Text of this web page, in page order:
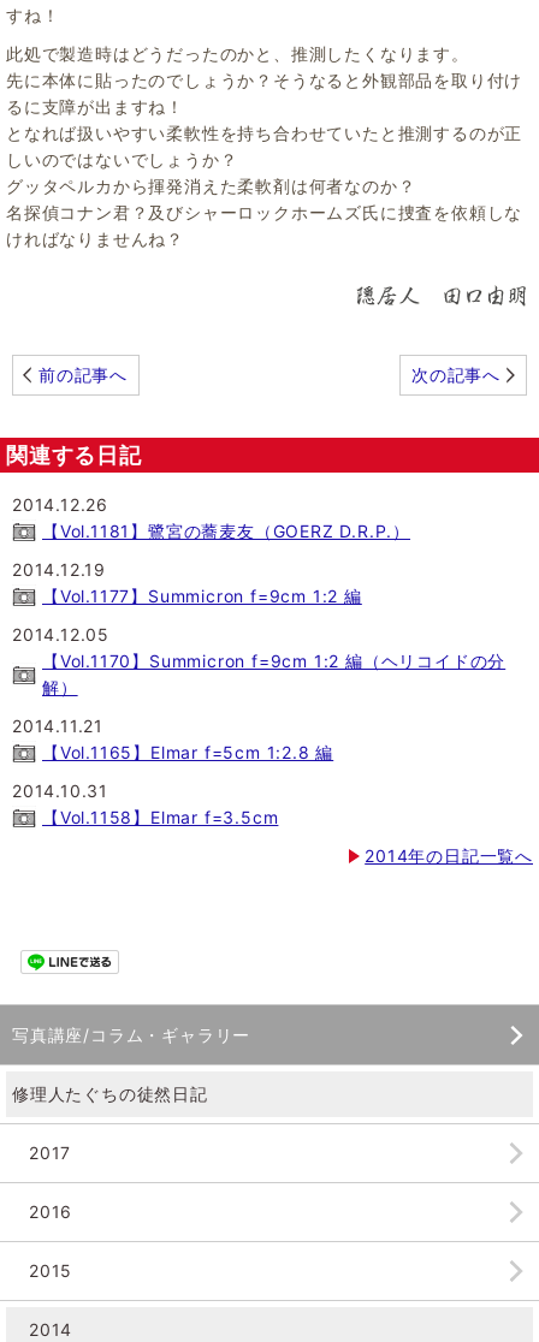
すね！
此処で製造時はどうだったのかと、推測したくなります。
先に本体に貼ったのでしょうか？そうなると外観部品を取り付け
るに支障が出ますね！
となれば扱いやすい柔軟性を持ち合わせていたと推測するのが正
しいのではないでしょうか？
グッタペルカから揮発消えた柔軟剤は何者なのか？
名探偵コナン君？及びシャーロックホームズ氏に捜査を依頼しな
ければなりませんね？
前の記事へ 次の記事へ
関連する日記
2014.12.26
【Vol.1181】鷺宮の蕎麦友（GOERZ D.R.P.）
2014.12.19
【Vol.1177】Summicron f=9cm 1:2 編
2014.12.05
【Vol.1170】Summicron f=9cm 1:2 編（ヘリコイドの分
解）
2014.11.21
【Vol.1165】Elmar f=5cm 1:2.8 編
2014.10.31
【Vol.1158】Elmar f=3.5cm
2014年の日記一覧へ
写真講座/コラム・ギャラリー
修理人たぐちの徒然日記
2017
2016
2015
2014